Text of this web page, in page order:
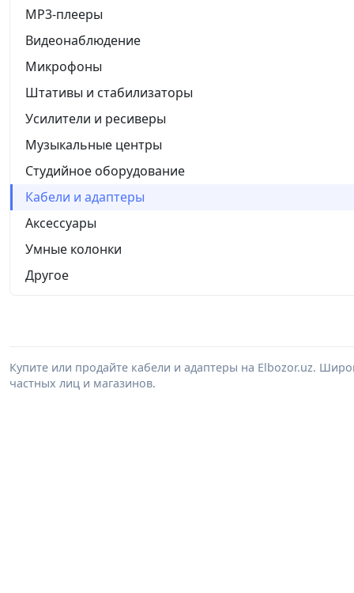
MP3-плееры
Видеонаблюдение
Микрофоны
Штативы и стабилизаторы
Усилители и ресиверы
Музыкальные центры
Студийное оборудование
Кабели и адаптеры
Аксессуары
Умные колонки
Другое
Купите или продайте кабели и адаптеры на Elbozor.uz.
частных лиц и магазинов.